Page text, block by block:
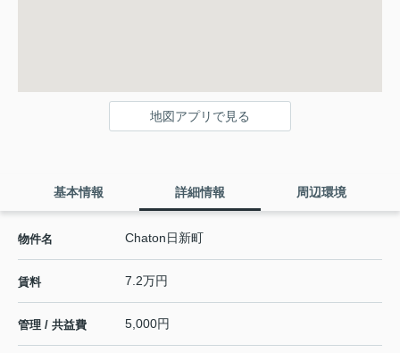
地図アプリで見る
基本情報 詳細情報 周辺環境
物件名 Chaton日新町
賃料 7.2万円
管理 / 共益費 5,000円